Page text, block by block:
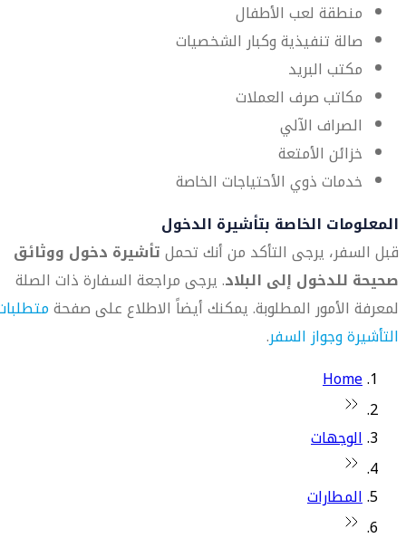
منطقة لعب الأطفال
صالة تنفيذية وكبار الشخصيات
مكتب البريد
مكاتب صرف العملات
الصراف الآلي
خزائن الأمتعة
خدمات ذوي الأحتياجات الخاصة
المعلومات الخاصة بتأشيرة الدخول
قبل السفر، يرجى التأكد من أنك تحملتأشيرة دخول ووثائق
صحيحة للدخول إلى البلاد. يرجى مراجعة السفارة ذات الصلة
لمعرفة الأمور المطلوبة. يمكنك أيضاً الاطلاع على صفحة
التأشيرة وجواز السفر.
Home
الوجهات
المطارات